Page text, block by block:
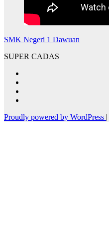
SMK Negeri 1 Dawuan
SUPER CADAS
Proudly powered by WordPress |